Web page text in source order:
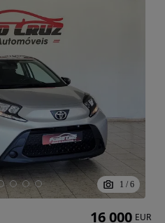
1 / 6
16 000 EUR